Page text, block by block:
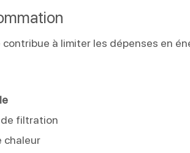
à limiter les dépenses en
filtration
chaleur